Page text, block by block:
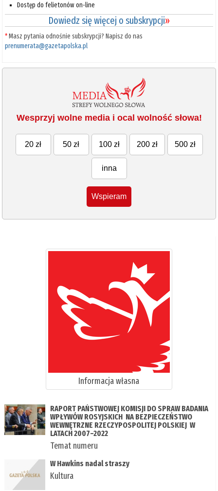
Dostęp do felietonów on-line
Dowiedz się więcej o subskrypcji»
*Masz pytania odnośnie subskrypcji? Napisz do nas
prenumerata@gazetapolska.pl
Wesprzyj wolne media i ocal wolność słowa!
20 zł 50 zł 100 zł 200 zł 500 zł
inna
Wspieram
Informacja własna
RAPORT PAŃSTWOWEJ KOMISJI DO SPRAW BADANIA
WPŁYWÓW ROSYJSKICH NA BEZPIECZEŃSTWO
WEWNĘTRZNE RZECZYPOSPOLITEJ POLSKIEJ W
LATACH 2007–2022
Temat numeru
W Hawkins nadal straszy
Kultura